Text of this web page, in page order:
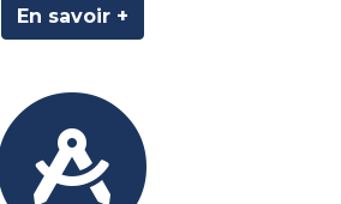
En savoir +